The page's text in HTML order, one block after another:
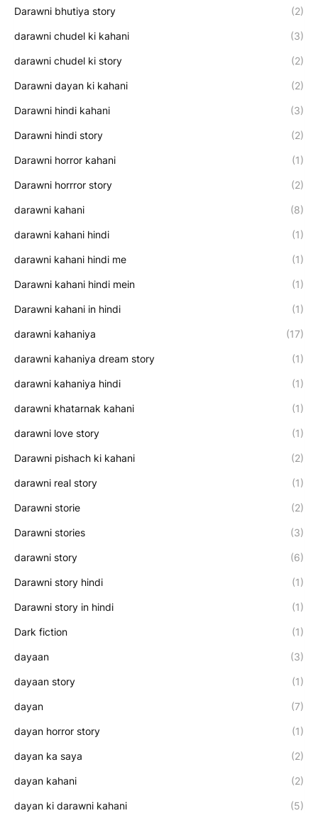
Darawni bhutiya story (2)
darawni chudel ki kahani (3)
darawni chudel ki story (2)
Darawni dayan ki kahani (2)
Darawni hindi kahani (3)
Darawni hindi story (2)
Darawni horror kahani (1)
Darawni horrror story (2)
darawni kahani (8)
darawni kahani hindi (1)
darawni kahani hindi me (1)
Darawni kahani hindi mein (1)
Darawni kahani in hindi (1)
darawni kahaniya (17)
darawni kahaniya dream story (1)
darawni kahaniya hindi (1)
darawni khatarnak kahani (1)
darawni love story (1)
Darawni pishach ki kahani (2)
darawni real story (1)
Darawni storie (2)
Darawni stories (3)
darawni story (6)
Darawni story hindi (1)
Darawni story in hindi (1)
Dark fiction (1)
dayaan (3)
dayaan story (1)
dayan (7)
dayan horror story (1)
dayan ka saya (2)
dayan kahani (2)
dayan ki darawni kahani (5)